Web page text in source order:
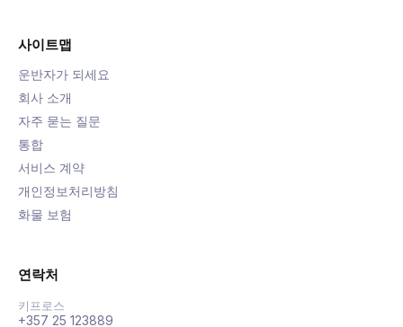
사이트맵
운반자가 되세요
회사 소개
자주 묻는 질문
통합
서비스 계약
개인정보처리방침
화물 보험
연락처
키프로스
+357 25 123889